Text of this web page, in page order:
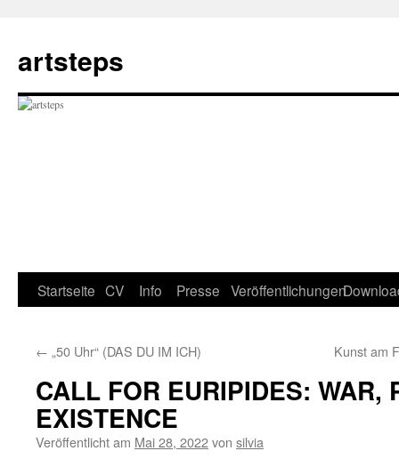
springen
artsteps
Startseite CV Info Presse Veröffentlichungen
← „50 Uhr“ (DAS DU IM ICH) Kunst am
CALL FOR EURIPIDES: WAR,
EXISTENCE
Veröffentlicht am Mai 28, 2022von silvia